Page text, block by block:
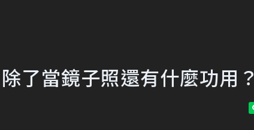
了當鏡子照還有什麼功用？